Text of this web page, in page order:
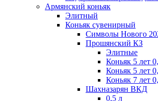
Армянский коньяк
Элитный
Коньяк сувенирный
Символы Нового
Прошянский КЗ
Элитные
Коньяк 5 лет
Коньяк 5 лет
Коньяк 7 лет
Шахназарян ВКД
0,5 л